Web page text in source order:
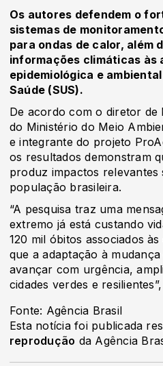
Os autores defendem o
sistemas de
para ondas de calor, além
informações climáticas às
epidemiológica e
Saúde (SUS).
De acordo com o diretor de
do Ministério do Meio
e integrante do projeto
os resultados demonstram
produz impactos relevantes
população brasileira.
“A pesquisa traz uma
extremo já está custando
120 mil óbitos associados
que a adaptação à
avançar com urgência,
cidades verdes e
Fonte: Agência Brasil
Esta notícia foi publicada
reprodução da Agência